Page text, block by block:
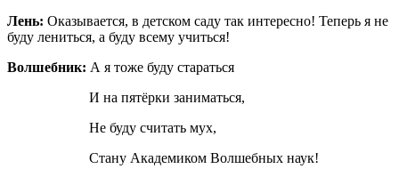
Лень: Оказывается, в детском саду так интересно! Теперь я не
буду лениться, а буду всему учиться!
Волшебник: А я тоже буду стараться
И на пятёрки заниматься,
Не буду считать мух,
Стану Академиком Волшебных наук!